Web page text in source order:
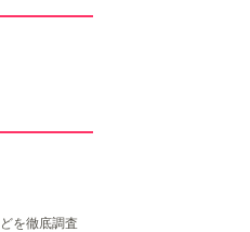
を徹底調査